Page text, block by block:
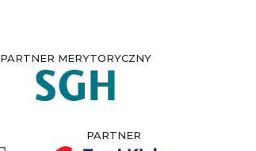
PARTNER MERYTORYCZNY
PARTNER